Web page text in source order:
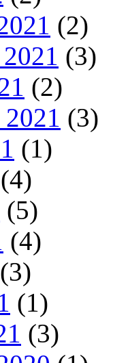
(2)
(3)
(2)
(3)
(1)
(4)
(5)
(4)
(3)
(1)
(3)